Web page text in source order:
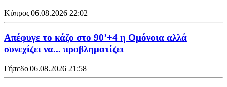
Κύπρος|06.08.2026 22:02
Απέφυγε το κάζο στο 90’+4 η Ομόνοια αλλά
συνεχίζει να... προβληματίζει
Γήπεδο|06.08.2026 21:58